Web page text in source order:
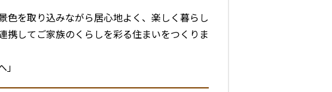
色を取り込みながら居心地よく、楽しく暮らし
携してご家族のくらしを彩る住まいをつくりま